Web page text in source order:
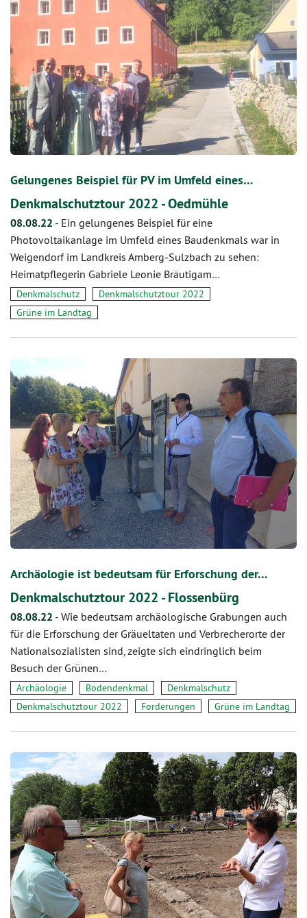
Gelungenes Beispiel für PV im Umfeld eines…
Denkmalschutztour 2022 - Oedmühle
08.08.22 - Ein gelungenes Beispiel für eine
Photovoltaikanlage im Umfeld eines Baudenkmals war in
Weigendorf im Landkreis Amberg-Sulzbach zu sehen:
Heimatpflegerin Gabriele Leonie Bräutigam…
Denkmalschutz
Denkmalschutztour 2022
Grüne im Landtag
Archäologie ist bedeutsam für Erforschung der…
Denkmalschutztour 2022 - Flossenbürg
08.08.22 - Wie bedeutsam archäologische Grabungen auch
für die Erforschung der Gräueltaten und Verbrecherorte der
Nationalsozialisten sind, zeigte sich eindringlich beim
Besuch der Grünen…
Archäologie Bodendenkmal
Denkmalschutz
Denkmalschutztour 2022
Forderungen Grüne im Landtag